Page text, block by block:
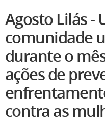
Agosto Lilás -
comunidade
durante o
ações de
contra as